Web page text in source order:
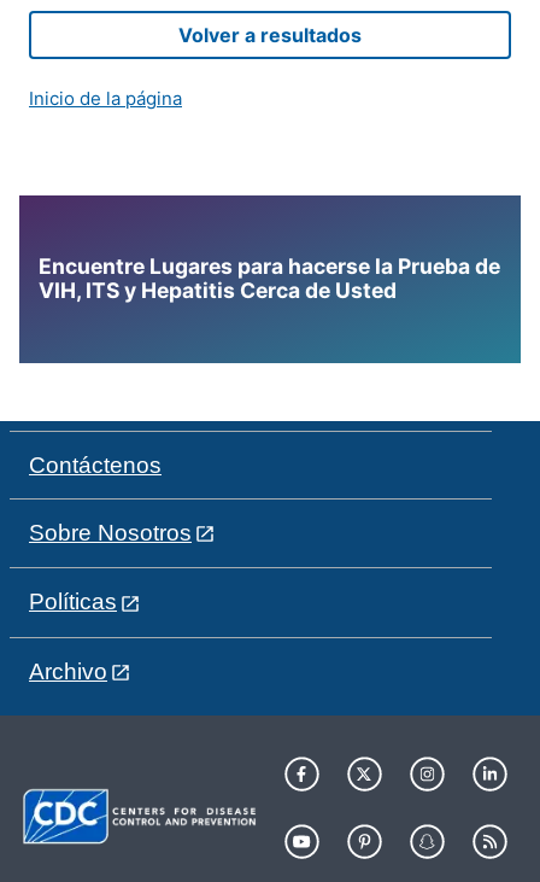
Volver a resultados
Inicio de la página
Encuentre Lugares para hacerse la Prueba de
VIH, ITS y Hepatitis Cerca de Usted
Contáctenos
Sobre Nosotros
Políticas
Archivo